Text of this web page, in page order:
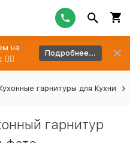
на
Подробнее...
гарнитуры для Кухни
гарнитур